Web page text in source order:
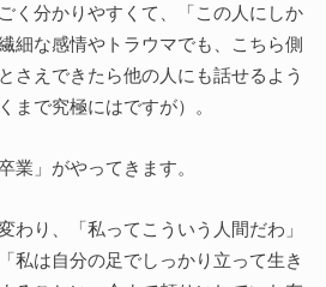
く分かりやすくて、「この人にしか
細な感情やトラウマでも、こちら側
さえできたら他の人にも話せるよう
まで究極にはですが）。
業」がやってきます。
わり、「私ってこういう人間だわ」
私は自分の足でしっかり立って生き